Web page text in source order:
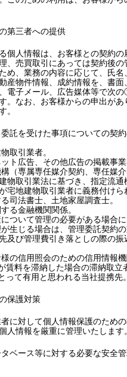
第三者への提供
個人情報は、お客様との契約の
、売買取引にあっては契約後
め、業務の内容に応じて、氏名
産物件情報、成約情報を、書面
電子メール、広告媒体等で次
。なお、お客様からの申出があ
。
託を受けた事項についての契約
取引業者。
ト広告、その他広告の掲載事業
（専属専任媒介契約、専任媒
物取引業法に基づき、指定流
宅地建物取引業者に義務付けら
司法書士、土地家屋調査士。
る金融機関関係。
ついて管理の必要がある場合に
生じる場合は、管理委託契約
及び管理費引き落としの際の振
の信用照会のための信用情報機
賃料を滞納した場合の滞納取立
って有用と思われる当社提携先。
保護対策
に対して個人情報保護のため
人情報を厳重に管理いたします
ベース等に対する必要な安全